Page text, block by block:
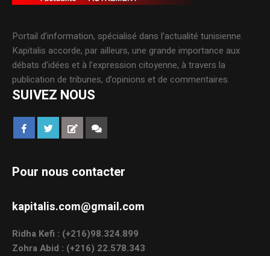
Portail d’information, spécialisé dans l’actualité tunisienne.
Kapitalis accorde, par ailleurs, une grande importance aux
débats d’idées et à l’expression citoyenne, à travers la
publication de tribunes, d’opinions et de commentaires.
SUIVEZ NOUS
Pour nous contacter
kapitalis.com@gmail.com
Ridha Kefi : (+216)98.324.899
Zohra Abid : (+216) 22.578.343